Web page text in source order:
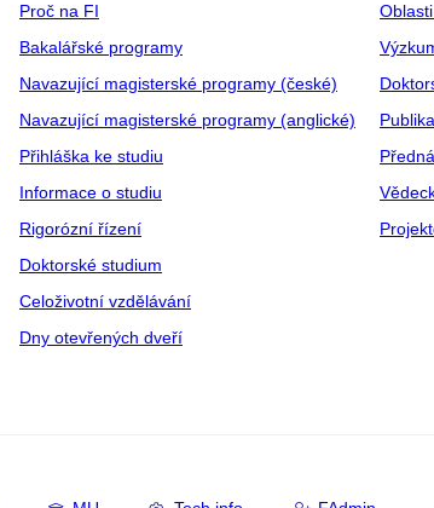
Proč na FI
Bakalářské programy
Navazující magisterské programy (české)
Navazující magisterské programy (anglické)
Přihláška ke studiu
Informace o studiu
Rigorózní řízení
Doktorské studium
Celoživotní vzdělávání
Dny otevřených dveří